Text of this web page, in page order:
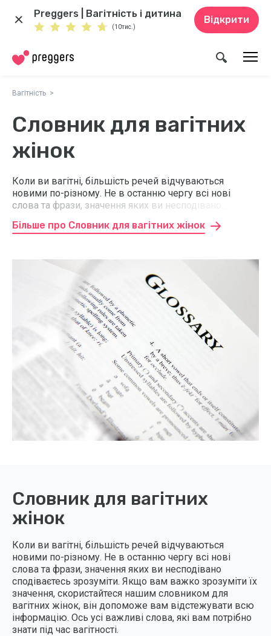
Preggers | Вагітність і дитина
(10тис.)
Відкрити
Вагітність
Словник для вагітних
жінок
Коли ви вагітні, більшість речей відчуваються
новими по-різному. Не в останню чергу всі нові
слова та фрази, значення яких ви несподівано
значення, скористайтеся нашим словником для
Більше про Словник для вагітних жінок
Словник для вагітних
жінок
Коли ви вагітні, більшість речей відчуваються
новими по-різному. Не в останню чергу всі нові
слова та фрази, значення яких ви несподівано
сподіваєтесь зрозуміти. Якщо вам важко зрозуміти їх
значення, скористайтеся нашим словником для
вагітних жінок, він допоможе вам відстежувати всю
інформацію. Ось усі важливі слова, які вам потрібно
знати під час вагітності.